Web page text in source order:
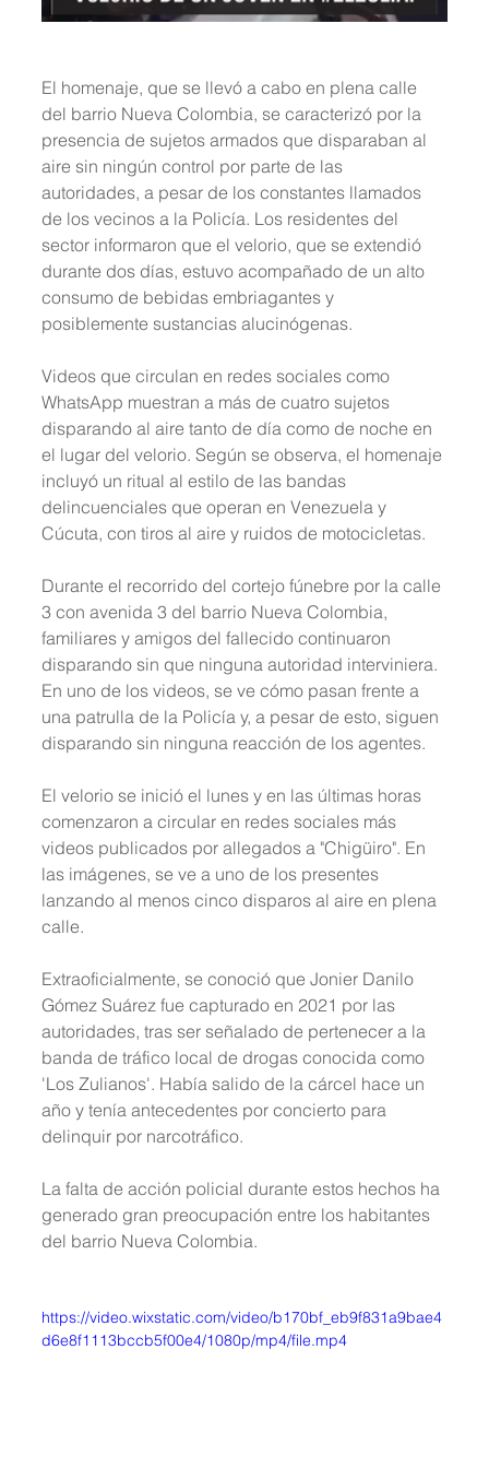
El homenaje, que se llevó a cabo en plena calle
del barrio Nueva Colombia, se caracterizó por la
presencia de sujetos armados que disparaban al
aire sin ningún control por parte de las
autoridades, a pesar de los constantes llamados
de los vecinos a la Policía. Los residentes del
sector informaron que el velorio, que se extendió
durante dos días, estuvo acompañado de un alto
consumo de bebidas embriagantes y
posiblemente sustancias alucinógenas.
Videos que circulan en redes sociales como
WhatsApp muestran a más de cuatro sujetos
disparando al aire tanto de día como de noche en
el lugar del velorio. Según se observa, el homenaje
incluyó un ritual al estilo de las bandas
delincuenciales que operan en Venezuela y
Cúcuta, con tiros al aire y ruidos de motocicletas.
Durante el recorrido del cortejo fúnebre por la calle
3 con avenida 3 del barrio Nueva Colombia,
familiares y amigos del fallecido continuaron
disparando sin que ninguna autoridad interviniera.
En uno de los videos, se ve cómo pasan frente a
una patrulla de la Policía y, a pesar de esto, siguen
disparando sin ninguna reacción de los agentes.
El velorio se inició el lunes y en las últimas horas
comenzaron a circular en redes sociales más
videos publicados por allegados a "Chigüiro". En
las imágenes, se ve a uno de los presentes
lanzando al menos cinco disparos al aire en plena
calle.
Extraoficialmente, se conoció que Jonier Danilo
Gómez Suárez fue capturado en 2021 por las
autoridades, tras ser señalado de pertenecer a la
banda de tráfico local de drogas conocida como
'Los Zulianos'. Había salido de la cárcel hace un
año y tenía antecedentes por concierto para
delinquir por narcotráfico.
La falta de acción policial durante estos hechos ha
generado gran preocupación entre los habitantes
del barrio Nueva Colombia.
https://video.wixstatic.com/video/b170bf_eb9f831a9bae4
d6e8f1113bccb5f00e4/1080p/mp4/file.mp4